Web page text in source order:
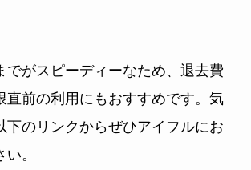
でがスピーディーなため、退去費
直前の利用にもおすすめです。気
下のリンクからぜひアイフルにお
。